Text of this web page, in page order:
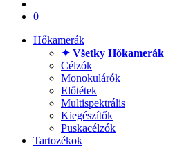
0
Hőkamerák
✦ Všetky Hőkamerák
Célzók
Monokulárók
Előtétek
Multispektrális
Kiegészítők
Puskacélzók
Tartozékok